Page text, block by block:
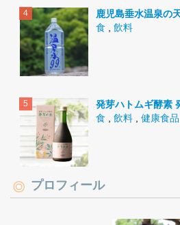
鹿児島垂水温泉の
食
飲料
発芽ハトムギ酵素
食
飲料 健康食品
プロフィール